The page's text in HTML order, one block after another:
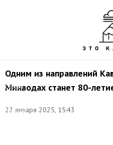
Одним из направлений
Минводах станет 80-
22 января 2025, 15:43
Сергей
Евгений